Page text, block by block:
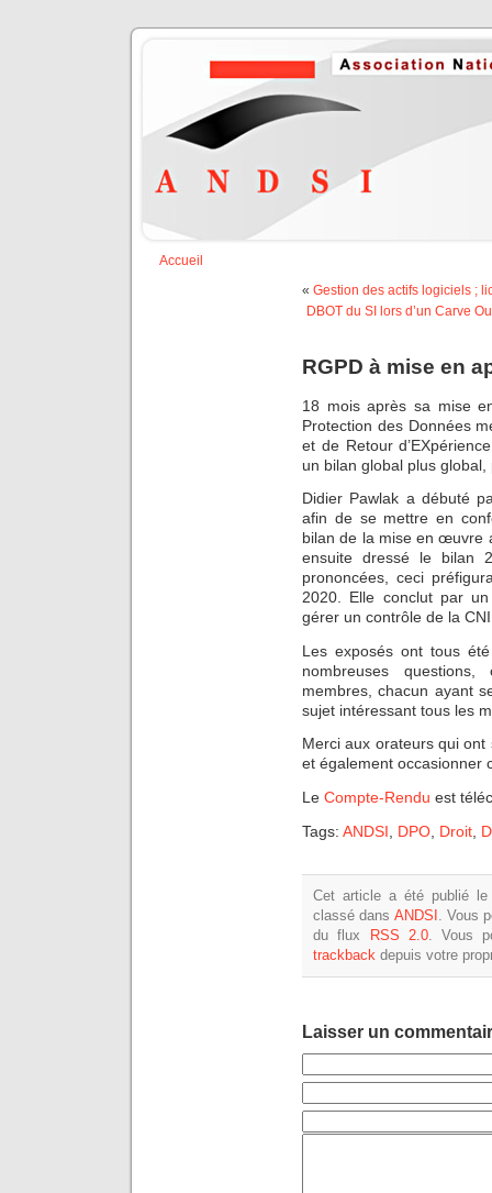
Accueil
« Gestion des actifs logiciels ;
DBOT du SI lors d’un Carve
RGPD à mise en
18 mois après sa mise
Protection des Données
et de Retour
un bilan global plus
Didier Pawlak a débuté
afin de se mettre en
bilan de la mise en œuvre
ensuite dressé le bilan
prononcées, ceci
2020. Elle conclut par
gérer un contrôle de la
Les exposés ont tous
nombreuses
membres, chacun ayant
sujet intéressant tous les
Merci aux orateurs qui ont
et également occasionner
Le Compte-Rendu est
Tags: ANDSI DPO Droit
Cet article a été publié
classé dans ANDSI . Vous
du flux RSS 2.0. Vous
trackback depuis votre
Laisser un